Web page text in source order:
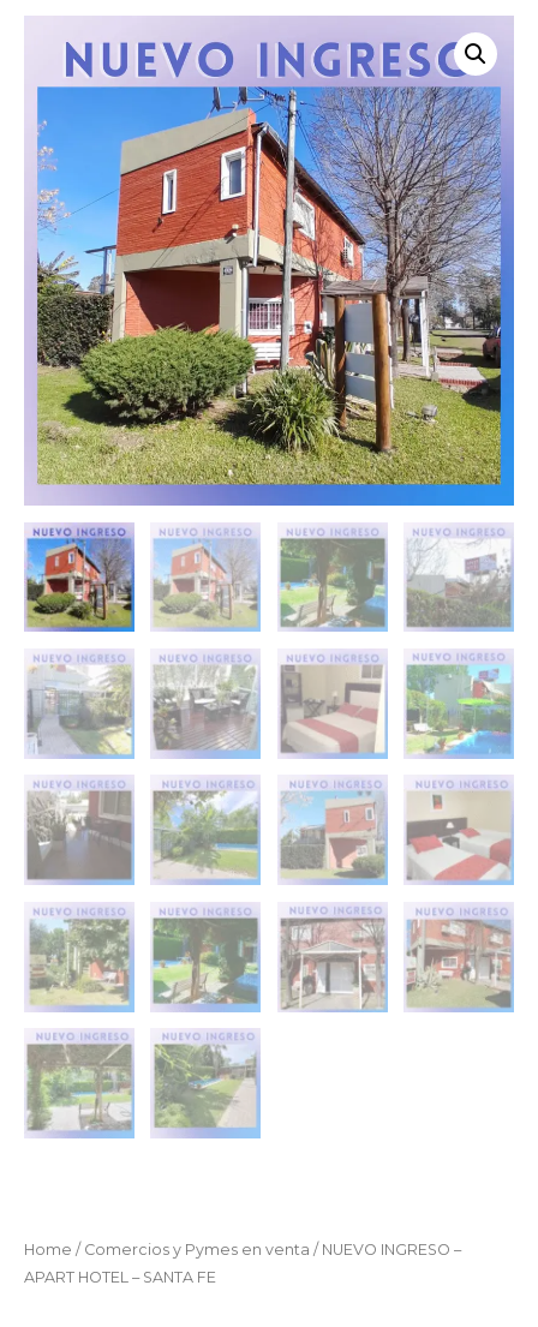
Home / Comercios y Pymes en venta / NUEVO INGRESO –
APART HOTEL – SANTA FE